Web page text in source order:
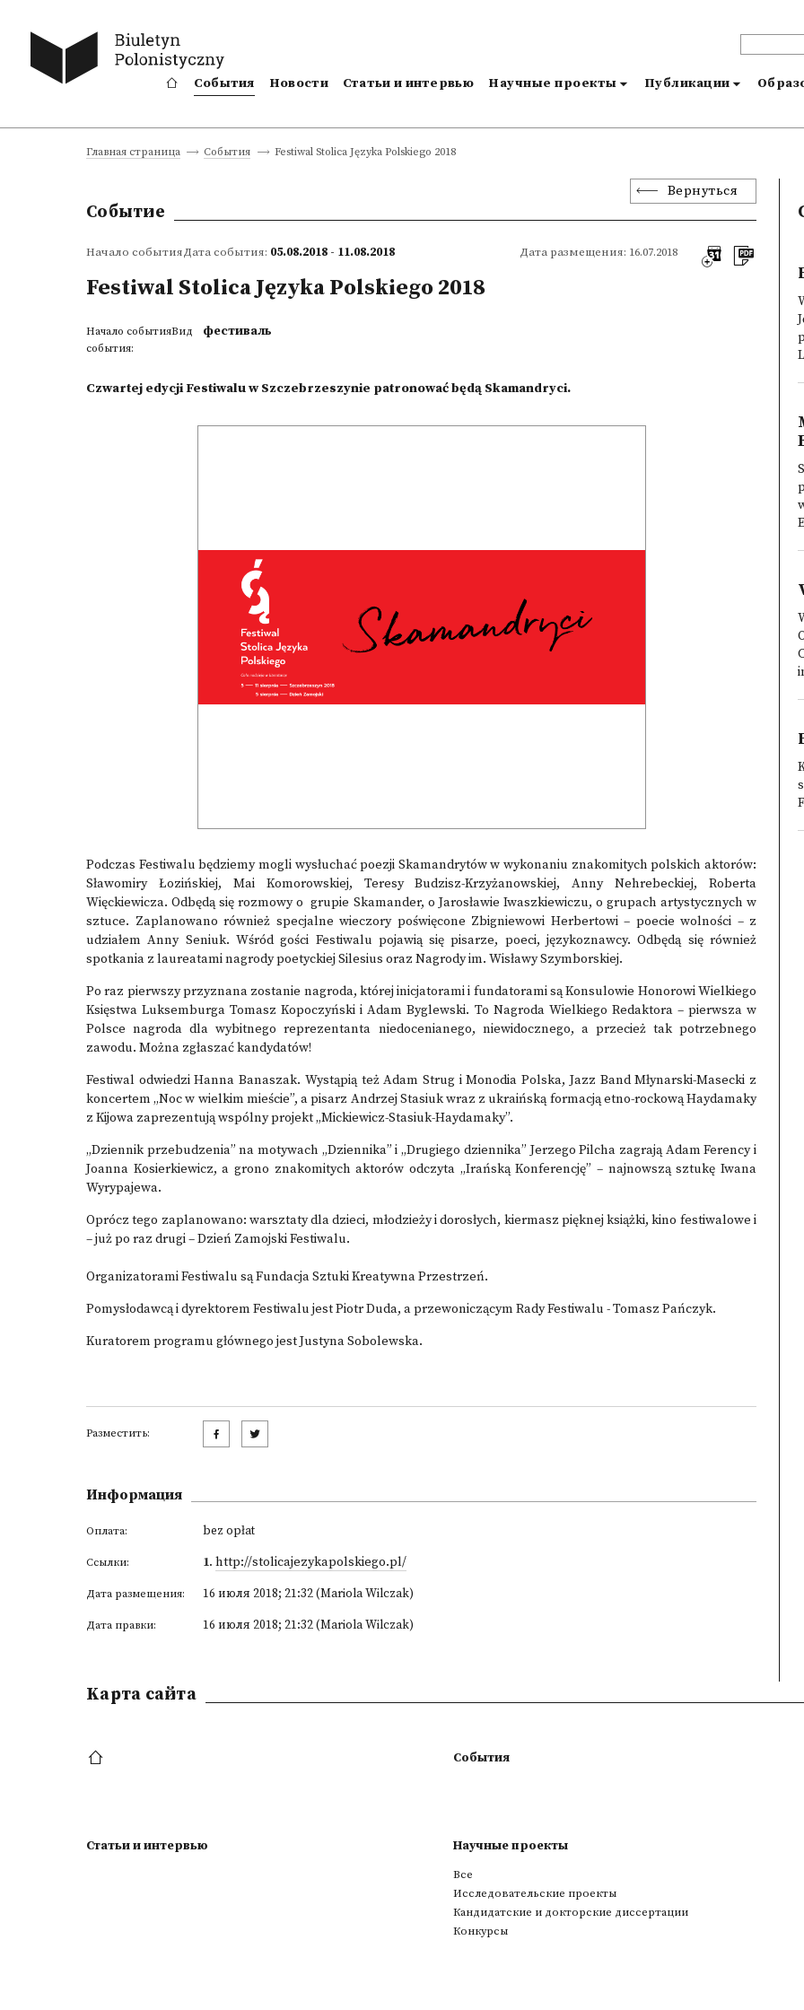
События Новости Статьи и интервью Научные проекты Публикации
Главная страница События Festiwal Stolica Języka Polskiego 2018
Вернуться
Событие
Начало событияДата события: 05.08.2018 - 11.08.2018 Дата размещения: 16.07.2018
Festiwal Stolica Języka Polskiego 2018
Начало событияВид
события:
фестиваль
Czwartej edycji Festiwalu w Szczebrzeszynie patronować będą Skamandryci.
Podczas Festiwalu będziemy mogli wysłuchać poezji Skamandrytów w wykonaniu znakomitych polskich aktorów:
Sławomiry Łozińskiej, Mai Komorowskiej, Teresy Budzisz-Krzyżanowskiej, Anny Nehrebeckiej, Roberta
Więckiewicza. Odbędą się rozmowy o grupie Skamander, o Jarosławie Iwaszkiewiczu, o grupach artystycznych w
sztuce. Zaplanowano również specjalne wieczory poświęcone Zbigniewowi Herbertowi – poecie wolności – z
udziałem Anny Seniuk. Wśród gości Festiwalu pojawią się pisarze, poeci, językoznawcy. Odbędą się również
spotkania z laureatami nagrody poetyckiej Silesius oraz Nagrody im. Wisławy Szymborskiej.
Po raz pierwszy przyznana zostanie nagroda, której inicjatorami i fundatorami są Konsulowie Honorowi Wielkiego
Księstwa Luksemburga Tomasz Kopoczyński i Adam Byglewski. To Nagroda Wielkiego Redaktora – pierwsza w
Polsce nagroda dla wybitnego reprezentanta niedocenianego, niewidocznego, a przecież tak potrzebnego
zawodu. Można zgłaszać kandydatów!
Festiwal odwiedzi Hanna Banaszak. Wystąpią też Adam Strug i Monodia Polska, Jazz Band Młynarski-Masecki z
koncertem „Noc w wielkim mieście”, a pisarz Andrzej Stasiuk wraz z ukraińską formacją etno-rockową Haydamaky
z Kijowa zaprezentują wspólny projekt „Mickiewicz-Stasiuk-Haydamaky”.
„Dziennik przebudzenia” na motywach „Dziennika” i „Drugiego dziennika” Jerzego Pilcha zagrają Adam Ferency i
Joanna Kosierkiewicz, a grono znakomitych aktorów odczyta „Irańską Konferencję” – najnowszą sztukę Iwana
Wyrypajewa.
Oprócz tego zaplanowano: warsztaty dla dzieci, młodzieży i dorosłych, kiermasz pięknej książki, kino festiwalowe i
– już po raz drugi – Dzień Zamojski Festiwalu.
Organizatorami Festiwalu są Fundacja Sztuki Kreatywna Przestrzeń.
Pomysłodawcą i dyrektorem Festiwalu jest Piotr Duda, a przewoniczącym Rady Festiwalu - Tomasz Pańczyk.
Kuratorem programu głównego jest Justyna Sobolewska.
Разместить:
Информация
Оплата: bez opłat
Ссылки: 1. http://stolicajezykapolskiego.pl/
Дата размещения: 16 июля 2018; 21:32 (Mariola Wilczak)
Дата правки: 16 июля 2018; 21:32 (Mariola Wilczak)
Kарта сайта
События
Статьи и интервью Научные проекты
Все
Исследовательские проекты
Кандидатские и докторские диссертации
Конкурсы